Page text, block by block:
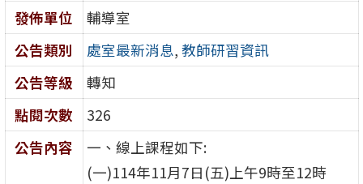
發佈單位
輔導室
公告類別
處室最新消息, 教師研習資訊
公告等級
轉知
點閱次數
326
公告內容
一、線上課程如下:
(一)114年11月7日(五)上午9時至12時